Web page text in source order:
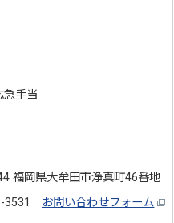
急手当
福岡県大牟田市浄真町46番地
3531
お問い合わせフォーム